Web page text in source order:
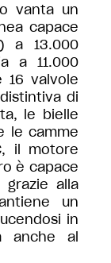
vanta un
capace
a 13.000
a 11.000
16 valvole
di
le bielle
le camme
il motore
è capace
alla
un
in
anche al